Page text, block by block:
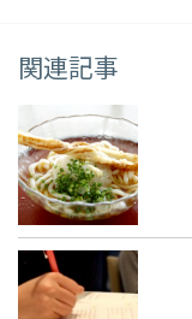
関連記事